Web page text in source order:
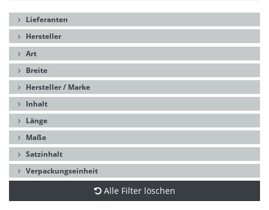
Lieferanten
Hersteller
Art
Breite
Hersteller / Marke
Inhalt
Länge
Maße
Satzinhalt
Verpackungseinheit
Alle Filter löschen